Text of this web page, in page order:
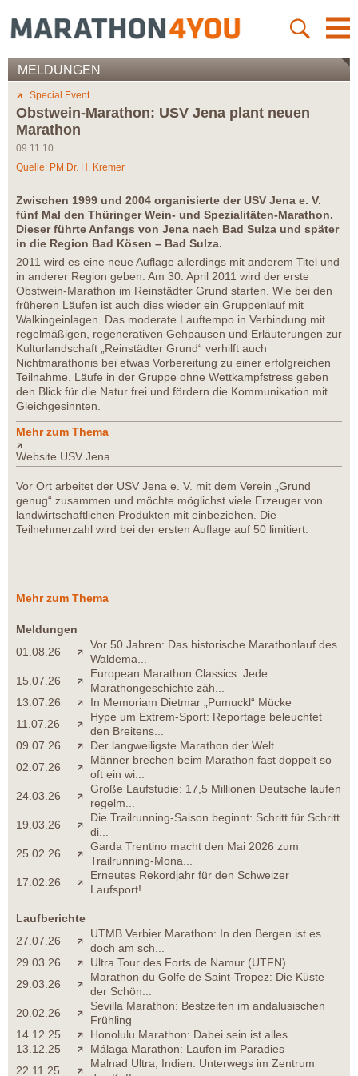
MELDUNGEN
Special Event
Obstwein-Marathon: USV Jena plant neuen
Marathon
09.11.10
Quelle: PM Dr. H. Kremer
Zwischen 1999 und 2004 organisierte der USV Jena e. V.
fünf Mal den Thüringer Wein- und Spezialitäten-Marathon.
Dieser führte Anfangs von Jena nach Bad Sulza und später
in die Region Bad Kösen – Bad Sulza.
2011 wird es eine neue Auflage allerdings mit anderem Titel und
in anderer Region geben. Am 30. April 2011 wird der erste
Obstwein-Marathon im Reinstädter Grund starten. Wie bei den
früheren Läufen ist auch dies wieder ein Gruppenlauf mit
Walkingeinlagen. Das moderate Lauftempo in Verbindung mit
regelmäßigen, regenerativen Gehpausen und Erläuterungen zur
Kulturlandschaft „Reinstädter Grund“ verhilft auch
Nichtmarathonis bei etwas Vorbereitung zu einer erfolgreichen
Teilnahme. Läufe in der Gruppe ohne Wettkampfstress geben
den Blick für die Natur frei und fördern die Kommunikation mit
Gleichgesinnten.
Mehr zum Thema
Website USV Jena
Vor Ort arbeitet der USV Jena e. V. mit dem Verein „Grund
genug“ zusammen und möchte möglichst viele Erzeuger von
landwirtschaftlichen Produkten mit einbeziehen. Die
Teilnehmerzahl wird bei der ersten Auflage auf 50 limitiert.
Mehr zum Thema
Meldungen
01.08.26
Vor 50 Jahren: Das historische Marathonlauf des
Waldema...
15.07.26
European Marathon Classics: Jede
Marathongeschichte zäh...
13.07.26
In Memoriam Dietmar „Pumuckl“ Mücke
11.07.26
Hype um Extrem-Sport: Reportage beleuchtet
den Breitens...
09.07.26
Der langweiligste Marathon der Welt
02.07.26
Männer brechen beim Marathon fast doppelt so
oft ein wi...
24.03.26
Große Laufstudie: 17,5 Millionen Deutsche laufen
regelm...
19.03.26
Die Trailrunning-Saison beginnt: Schritt für Schritt
di...
25.02.26
Garda Trentino macht den Mai 2026 zum
Trailrunning-Mona...
17.02.26
Erneutes Rekordjahr für den Schweizer
Laufsport!
Laufberichte
27.07.26
UTMB Verbier Marathon: In den Bergen ist es
doch am sch...
29.03.26
Ultra Tour des Forts de Namur (UTFN)
29.03.26
Marathon du Golfe de Saint-Tropez: Die Küste
der Schön...
20.02.26
Sevilla Marathon: Bestzeiten im andalusischen
Frühling
14.12.25
Honolulu Marathon: Dabei sein ist alles
13.12.25
Málaga Marathon: Laufen im Paradies
22.11.25
Malnad Ultra, Indien: Unterwegs im Zentrum